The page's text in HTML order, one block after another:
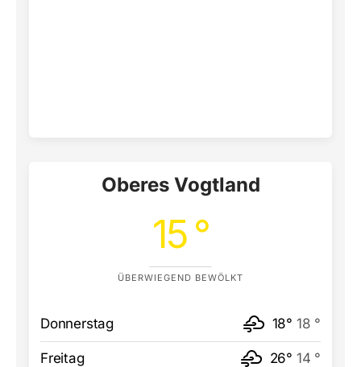
Oberes Vogtland
15 °
ÜBERWIEGEND BEWÖLKT
Donnerstag 18° 18 °
Freitag 26° 14 °